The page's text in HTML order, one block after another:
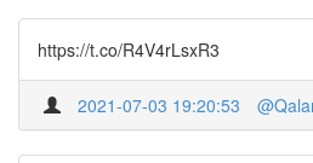
https://t.co/R4V4rLsxR3
2021-07-03 19:20:53